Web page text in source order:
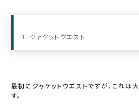
1⃣ジャケットウエスト
最初にジャケットウエストですが、これは
す。